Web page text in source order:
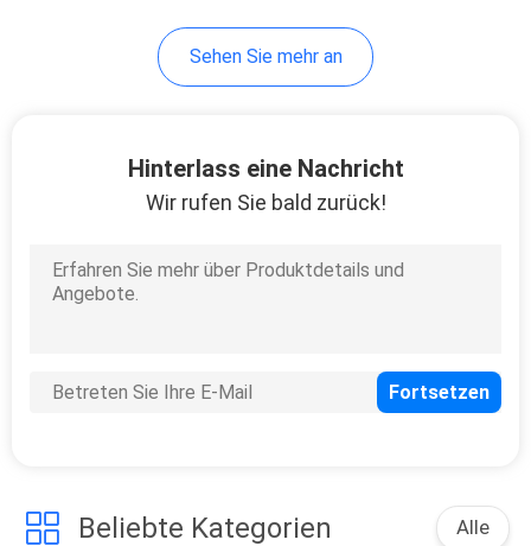
Sehen Sie mehr an
Hinterlass eine Nachricht
Wir rufen Sie bald zurück!
Beliebte Kategorien Alle